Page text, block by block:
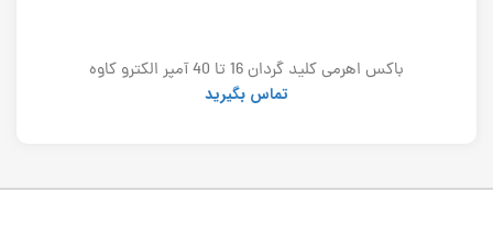
باکس اهرمی کلید گردان 16 تا 40 آمپر الکترو کاوه
تماس بگیرید